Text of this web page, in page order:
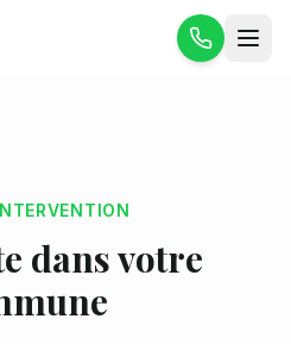
dans votre